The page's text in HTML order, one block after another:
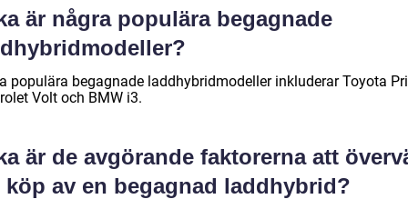
är några populära begagnade
populära begagnade laddhybridmodeller inkluderar Toyota
Volt och BMW i3.
är de avgörande faktorerna att
köp av en begagnad laddhybrid?